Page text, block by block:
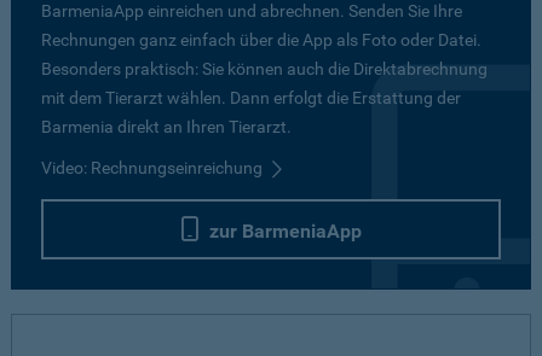
BarmeniaApp einreichen und abrechnen. Senden Sie Ihre
Rechnungen ganz einfach über die App als Foto oder Datei.
Besonders praktisch: Sie können auch die Direktabrechnung
mit dem Tierarzt wählen. Dann erfolgt die Erstattung der
Barmenia direkt an Ihren Tierarzt.
Video: Rechnungseinreichung
zur BarmeniaApp